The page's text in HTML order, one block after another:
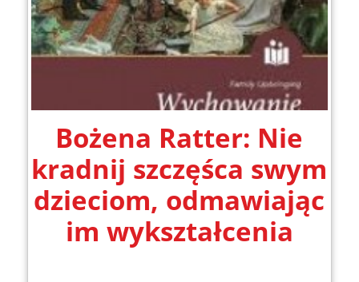
Bożena Ratter: Nie
kradnij szczęśca swym
dzieciom, odmawiając
im wykształcenia